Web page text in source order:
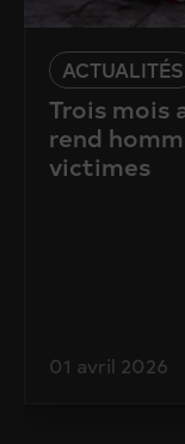
ACTUALITÉS
Trois mois
rend
victimes
01 avril 2026